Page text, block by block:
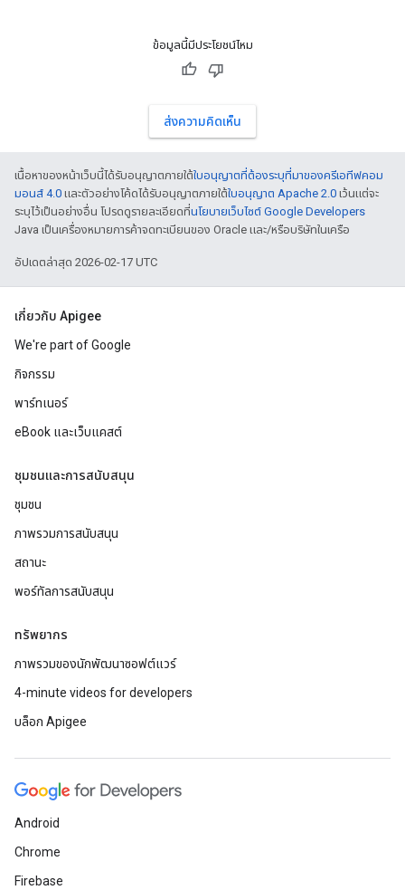
ข้อมูลนี้มีประโยชน์ไหม
ส่งความคิดเห็น
เนื้อหาของหน้าเว็บนี้ได้รับอนุญาตภายใต้ใบอนุญาตที่ต้องระบุที่มาของครีเอทีฟคอม
มอนส์ 4.0 และตัวอย่างโค้ดได้รับอนุญาตภายใต้ใบอนุญาต Apache 2.0 เว้นแต่จะ
ระบุไว้เป็นอย่างอื่น โปรดดูรายละเอียดที่นโยบายเว็บไซต์ Google Developers
Java เป็นเครื่องหมายการค้าจดทะเบียนของ Oracle และ/หรือบริษัทในเครือ
อัปเดตล่าสุด 2026-02-17 UTC
เกี่ยวกับ Apigee
We're part of Google
กิจกรรม
พาร์ทเนอร์
eBook และเว็บแคสต์
ชุมชนและการสนับสนุน
ชุมชน
ภาพรวมการสนับสนุน
สถานะ
พอร์ทัลการสนับสนุน
ทรัพยากร
ภาพรวมของนักพัฒนาซอฟต์แวร์
4-minute videos for developers
บล็อก Apigee
Android
Chrome
Firebase